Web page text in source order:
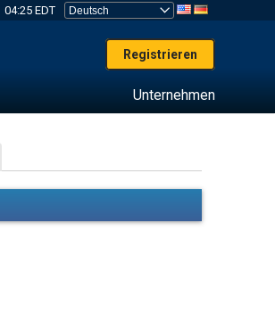
04:25 EDT
Registrieren
Unternehmen